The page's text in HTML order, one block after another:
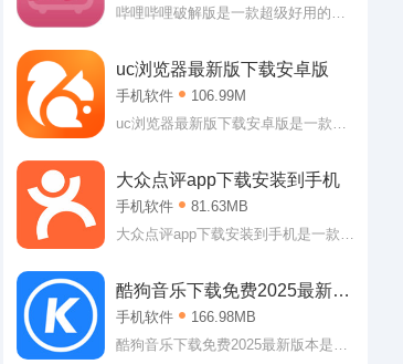
哔哩哔哩破解版是一款超级好用的二
内直接登入即可获得大会员权益，各
种视频随心看，软件内有着超多二次
元番剧，可以说是喜欢二次元用户的
福音。感兴趣的朋友欢迎来99seo下
uc浏览器最新版下载安卓版
手机软件
106.99M
uc浏览器最新版下载安卓版是一款非
户们解答丰富的问题，可以直接在搜
索框中查找，轻松发现答案，而且在
这里的答案呈现可以通过不同的方
式，这里有网页文本，也可以通过视
大众点评app下载安装到手机
手机软件
81.63MB
大众点评app下载安装到手机是一款可
用。大众点评app下载安装到手机可以
让大家了解到附近的可以消费的内
容，可以是美食，可以是美景，也可
以是看电影什么的!
酷狗音乐下载免费2025最新版
本
手机软件
166.98MB
酷狗音乐下载免费2025最新版本是一